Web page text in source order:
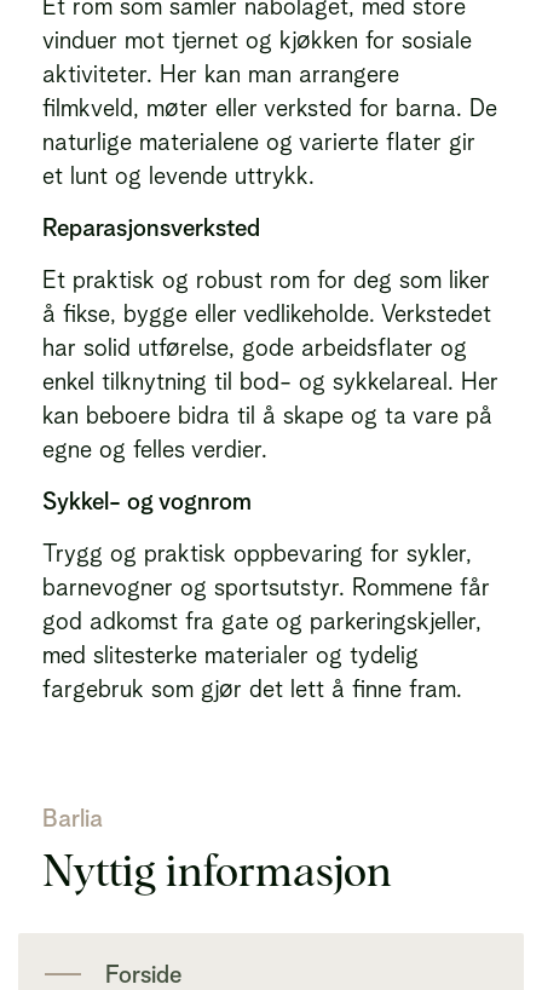
Et rom som samler nabolaget, med store
vinduer mot tjernet og kjøkken for sosiale
aktiviteter. Her kan man arrangere
filmkveld, møter eller verksted for barna. De
naturlige materialene og varierte flater gir
et lunt og levende uttrykk.
Reparasjonsverksted
Et praktisk og robust rom for deg som liker
å fikse, bygge eller vedlikeholde. Verkstedet
har solid utførelse, gode arbeidsflater og
enkel tilknytning til bod- og sykkelareal. Her
kan beboere bidra til å skape og ta vare på
egne og felles verdier.
Sykkel- og vognrom
Trygg og praktisk oppbevaring for sykler,
barnevogner og sportsutstyr. Rommene får
god adkomst fra gate og parkeringskjeller,
med slitesterke materialer og tydelig
fargebruk som gjør det lett å finne fram.
Barlia
Nyttig informasjon
Forside